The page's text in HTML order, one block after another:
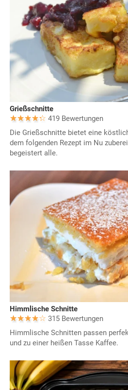
Grießschnitte
419 Bewertungen
Die Grießschnitte bietet eine
dem folgenden Rezept im Nu
begeistert alle.
Himmlische Schnitte
315 Bewertungen
Himmlische Schnitten passen
und zu einer heißen Tasse Kaffee.